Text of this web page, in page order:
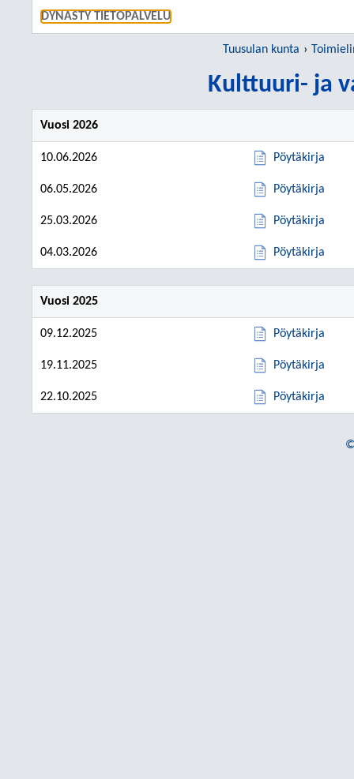
DYNASTY TIETOPALVELU
Tuusulan kunta
Kulttuuri- ja
Vuosi 2026
10.06.2026 Pöytäkirja
06.05.2026 Pöytäkirja
25.03.2026 Pöytäkirja
04.03.2026 Pöytäkirja
Vuosi 2025
09.12.2025 Pöytäkirja
19.11.2025 Pöytäkirja
22.10.2025 Pöytäkirja